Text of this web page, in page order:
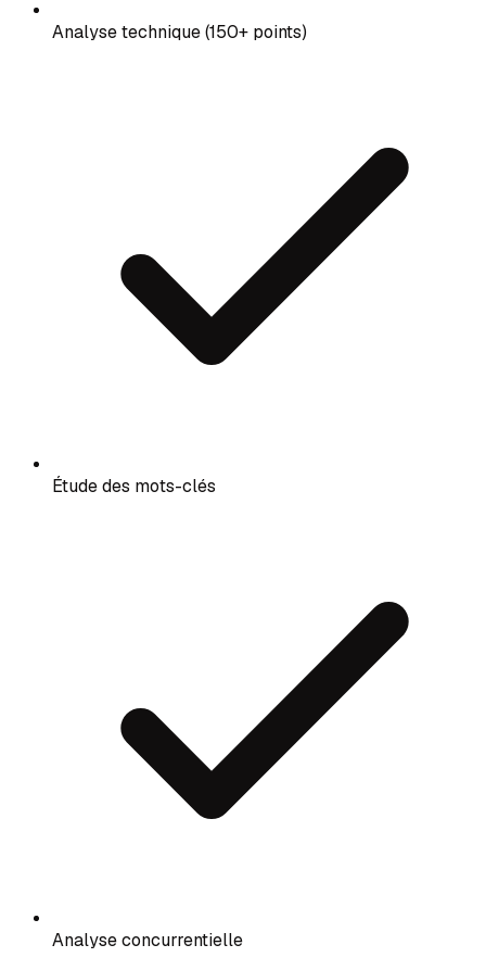
Analyse technique (150+ points)
Étude des mots-clés
Analyse concurrentielle